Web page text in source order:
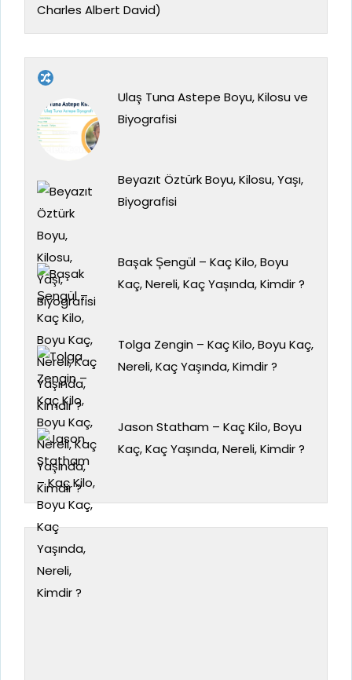
Charles Albert David)
Ulaş Tuna Astepe Boyu, Kilosu ve
Biyografisi
Beyazıt Öztürk Boyu, Kilosu, Yaşı,
Biyografisi
Başak Şengül – Kaç Kilo, Boyu
Kaç, Nereli, Kaç Yaşında, Kimdir ?
Tolga Zengin – Kaç Kilo, Boyu Kaç,
Nereli, Kaç Yaşında, Kimdir ?
Jason Statham – Kaç Kilo, Boyu
Kaç, Kaç Yaşında, Nereli, Kimdir ?